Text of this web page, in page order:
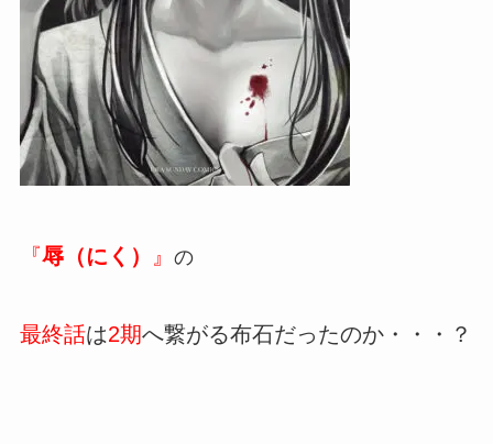
『辱（にく） 』 の
最終話は2期へ繋がる布石だったのか・・・？